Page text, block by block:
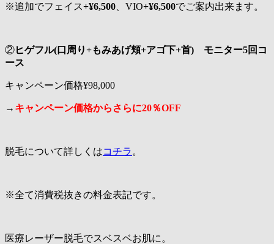
※追加でフェイス+¥6,500 、VIO+¥6,500でご案内出来ます。
②ヒゲフル(口周り+もみあげ頬+アゴ下+首) モニター5回コ
ース
キャンペーン価格¥98,000
→ キャンペーン価格からさらに20％OFF
脱毛について詳しくはコチラ 。
※全て消費税抜きの料金表記です。
医療レーザー脱毛でスベスベお肌に。